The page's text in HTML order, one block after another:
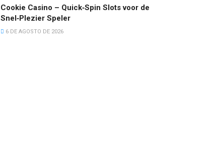
Cookie Casino – Quick‑Spin Slots voor de
Snel‑Plezier Speler
6 DE AGOSTO DE 2026